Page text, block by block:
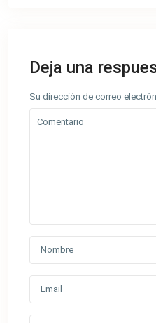
Deja una
Su dirección de correo